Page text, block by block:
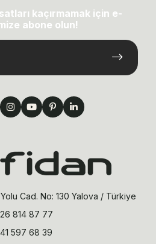
kaçırmamak için e-
abone olun!
Cad. No: 130 Yalova / Türkiye
814 87 77
597 68 39